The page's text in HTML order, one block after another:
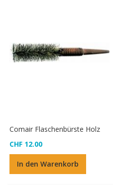
Comair Flaschenbürste Holz
CHF 12.00
In den Warenkorb